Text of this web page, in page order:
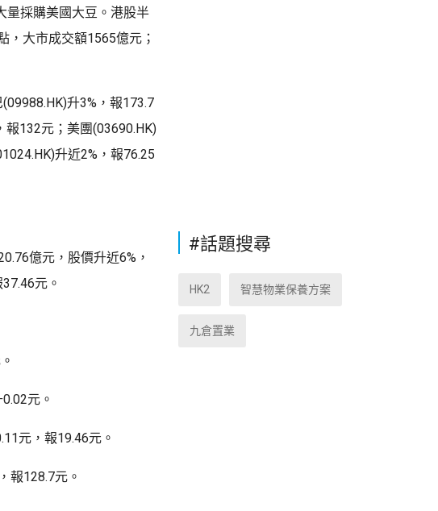
量採購美國大豆。港股半
，大市成交額1565億元；
升3%，報173.7
報132元；美團(03690.HK)
升近2%，報76.25
億元，股價升近6%，
元。
元。
元，報19.46元。
報128.7元。
#話題搜尋
HK2 智慧物業保養方案
九倉置業